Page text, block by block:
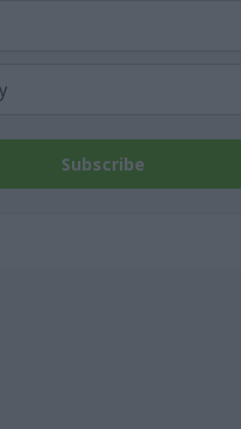
Subscribe